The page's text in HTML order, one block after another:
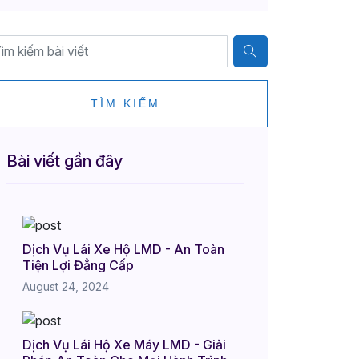
TÌM KIẾM
Bài viết gần đây
Dịch Vụ Lái Xe Hộ LMD - An Toàn
Tiện Lợi Đẳng Cấp
August 24, 2024
Dịch Vụ Lái Hộ Xe Máy LMD - Giải